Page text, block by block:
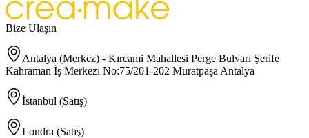
Bize Ulaşın
Antalya (Merkez) - Kırcami Mahallesi Perge Bulvarı Şerife
Kahraman İş Merkezi No:75/201-202 Muratpaşa Antalya
İstanbul (Satış)
Londra (Satış)